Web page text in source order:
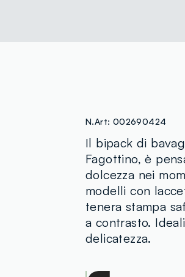
N.Art: 002690424
Il bipack di
Fagottino, è
dolcezza nei
modelli con
tenera stampa
a contrasto.
delicatezza.